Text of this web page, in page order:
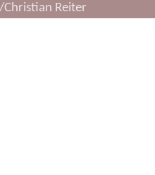
Reiter